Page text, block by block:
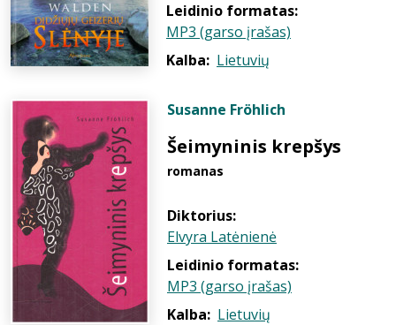
Leidinio formatas:
MP3 (garso įrašas)
Kalba: Lietuvių
Susanne Fröhlich
Šeimyninis krepšys
romanas
Diktorius:
Elvyra Latėnienė
Leidinio formatas:
MP3 (garso įrašas)
Kalba: Lietuvių